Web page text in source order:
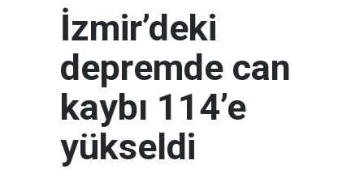
İzmir’deki
depremde can
kaybı 114’e
yükseldi